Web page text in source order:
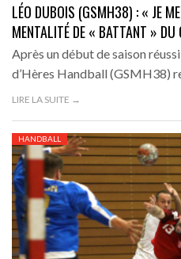
LÉO DUBOIS (GSMH38) : « JE
MENTALITÉ DE « BATTANT »
Après un début de saison
d’Hères Handball (GSMH38)
LIRE LA SUITE →
HANDBALL